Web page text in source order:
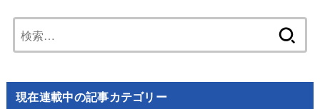
索:
現在連載中の記事カテゴリー